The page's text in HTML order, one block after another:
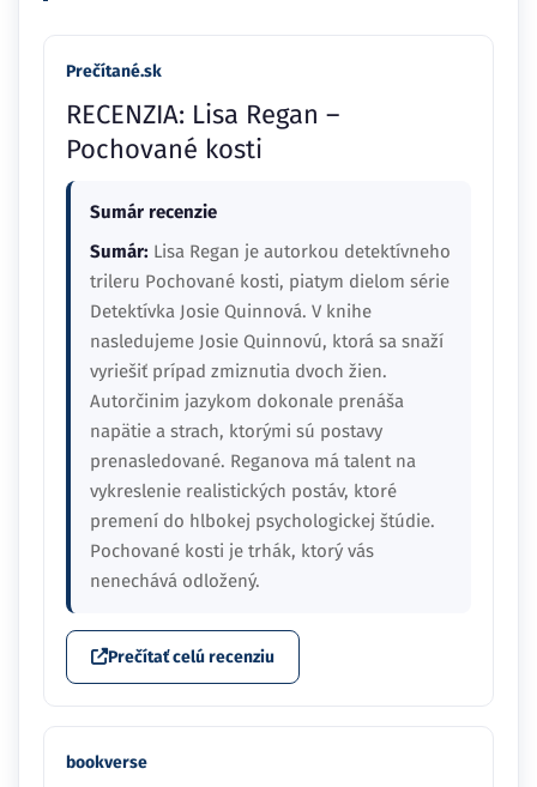
Prečítané.sk
RECENZIA: Lisa Regan –
Pochované kosti
Sumár recenzie
Sumár: Lisa Regan je autorkou detektívneho
trileru Pochované kosti, piatym dielom série
Detektívka Josie Quinnová. V knihe
nasledujeme Josie Quinnovú, ktorá sa snaží
vyriešiť prípad zmiznutia dvoch žien.
Autorčinim jazykom dokonale prenáša
napätie a strach, ktorými sú postavy
prenasledované. Reganova má talent na
vykreslenie realistických postáv, ktoré
premení do hlbokej psychologickej štúdie.
Pochované kosti je trhák, ktorý vás
nenechává odložený.
Prečítať celú recenziu
bookverse